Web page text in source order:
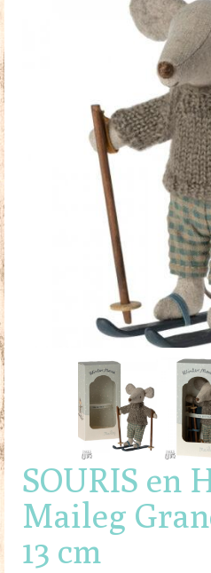
Mobilier & Accessoires
SOURIS en
Maileg
13 cm